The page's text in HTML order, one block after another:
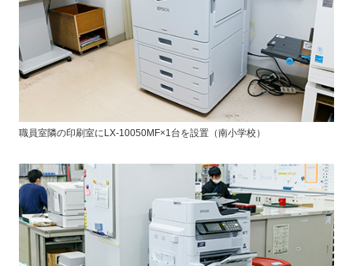
職員室隣の印刷室にLX-10050MF×1台を設置（南小学校）